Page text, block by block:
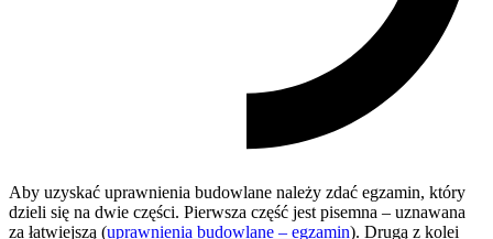
Aby uzyskać uprawnienia budowlane należy zdać egzamin, który
dzieli się na dwie części. Pierwsza część jest pisemna – uznawana
za łatwiejszą (uprawnienia budowlane – egzamin). Drugą z kolei